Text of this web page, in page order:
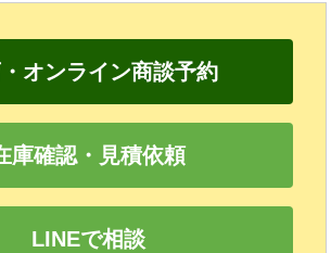
オンライン商談予約
庫確認・見積依頼
LINEで相談